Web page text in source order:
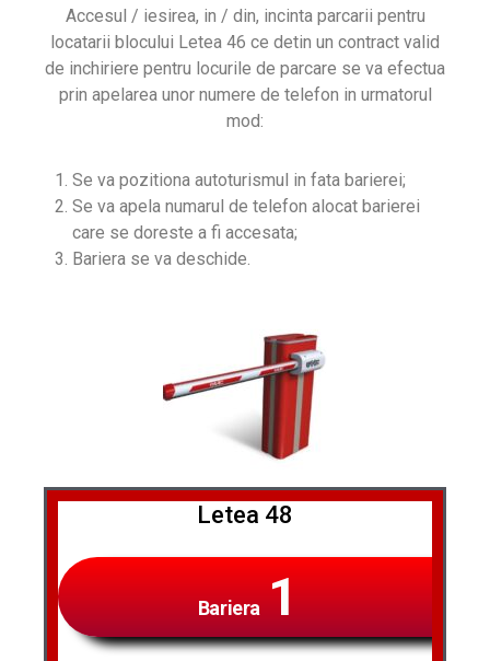
Accesul / iesirea, in / din, incinta parcarii pentru
locatarii blocului Letea 46 ce detin un contract valid
de inchiriere pentru locurile de parcare se va efectua
prin apelarea unor numere de telefon in urmatorul
mod:
Se va pozitiona autoturismul in fata barierei;
Se va apela numarul de telefon alocat barierei
care se doreste a fi accesata;
Bariera se va deschide.
Letea 48
Bariera 1